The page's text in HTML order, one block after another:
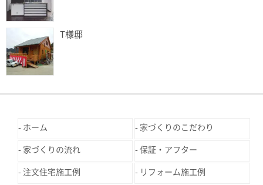
T様邸
ホーム 家づくりのこだわり
家づくりの流れ 保証・アフター
注文住宅施工例 リフォーム施工例